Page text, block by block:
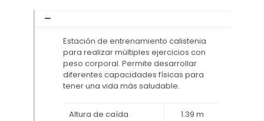
Estación de entrenamiento calistenia
para realizar múltiples ejercicios con
peso corporal. Permite desarrollar
diferentes capacidades físicas para
tener una vida más saludable.
Altura de caída 1.39 m